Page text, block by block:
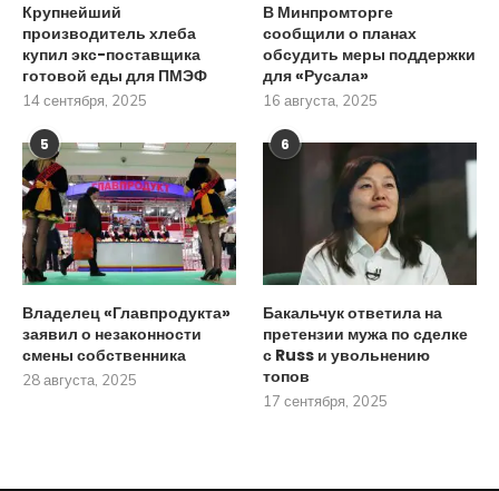
Крупнейший
производитель хлеба
купил экс-поставщика
готовой еды для ПМЭФ
14 сентября, 2025
В Минпромторге
сообщили о планах
обсудить меры поддержки
для «Русала»
16 августа, 2025
5
Владелец «Главпродукта»
заявил о незаконности
смены собственника
28 августа, 2025
6
Бакальчук ответила на
претензии мужа по сделке
с Russ и увольнению
топов
17 сентября, 2025